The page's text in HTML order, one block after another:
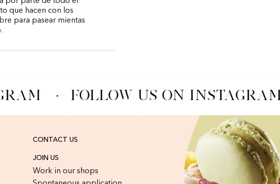
que hacen con los
para pasear mientas
FOLLOW US ON INSTAGRAM
CONTACT US
JOIN US
Work in our shops